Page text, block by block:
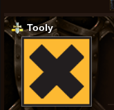
Tooly